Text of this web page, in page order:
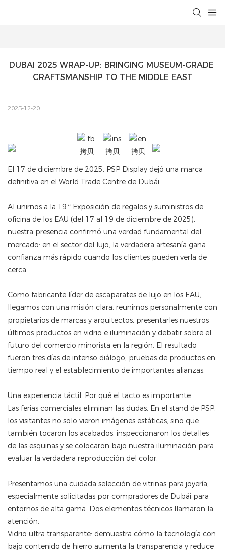
DUBAI 2025 WRAP-UP: BRINGING MUSEUM-GRADE
CRAFTSMANSHIP TO THE MIDDLE EAST
2025-12-20
El 17 de diciembre de 2025, PSP Display dejó una marca
definitiva en el World Trade Centre de Dubái.
Al unirnos a la 19.ª Exposición de regalos y suministros de
oficina de los EAU (del 17 al 19 de diciembre de 2025),
nuestra presencia confirmó una verdad fundamental del
mercado: en el sector del lujo, la verdadera artesanía gana
confianza más rápido cuando los clientes pueden verla de
cerca.
Como fabricante líder de escaparates de lujo en los EAU,
llegamos con una misión clara: reunirnos personalmente con
propietarios de marcas y arquitectos, presentarles nuestros
últimos productos en vidrio e iluminación y debatir sobre el
futuro del comercio minorista en la región. El resultado
fueron tres días de intenso diálogo, pruebas de productos en
tiempo real y el establecimiento de importantes alianzas.
Una experiencia táctil: Por qué el tacto es importante
Las ferias comerciales eliminan las dudas. En el stand de PSP,
los visitantes no solo vieron imágenes estáticas, sino que
también tocaron los acabados, inspeccionaron los detalles
de las esquinas y se colocaron bajo nuestra iluminación para
evaluar la verdadera reproducción del color.
Presentamos una cuidada selección de vitrinas para joyería,
especialmente solicitadas por compradores de Dubái para
entornos de alta gama. Dos elementos técnicos llamaron la
atención:
Vidrio ultra transparente: demuestra cómo la tecnología con
bajo contenido de hierro aumenta la transparencia y reduce